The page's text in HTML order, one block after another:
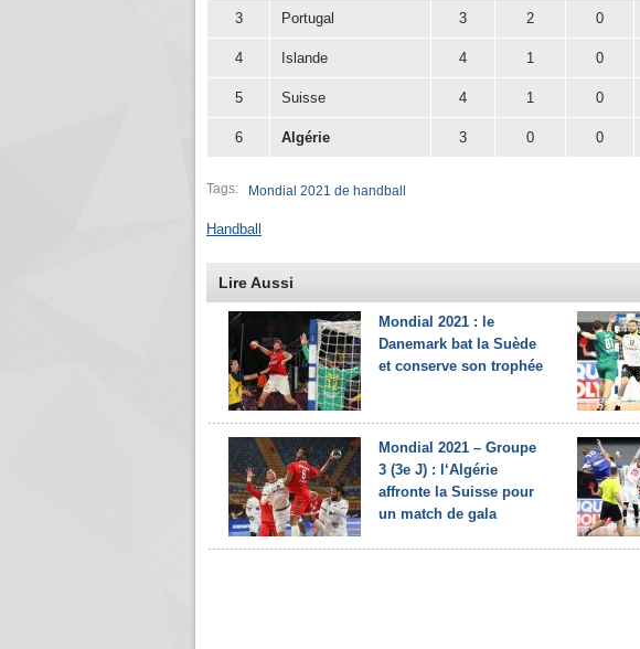
3 Portugal 3 2 0
4 Islande 4 1 0
5 Suisse 4 1 0
6 Algérie 3 0 0
Tags: Mondial 2021 de handball
Handball
Lire Aussi
Mondial 2021 : le
Danemark bat la Suède
et conserve son trophée
Mondial 2021 – Groupe
3 (3e J) : l‘Algérie
affronte la Suisse pour
un match de gala